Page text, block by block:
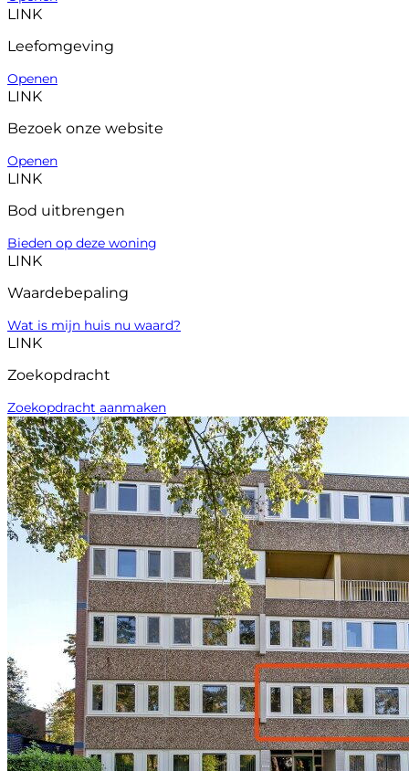
LINK
Leefomgeving
Openen
LINK
Bezoek onze website
Openen
LINK
Bod uitbrengen
Bieden op deze woning
LINK
Waardebepaling
Wat is mijn huis nu waard?
LINK
Zoekopdracht
Zoekopdracht aanmaken